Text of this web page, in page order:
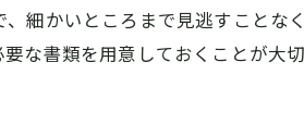
細かいところまで見逃すことな
な書類を用意しておくことが大